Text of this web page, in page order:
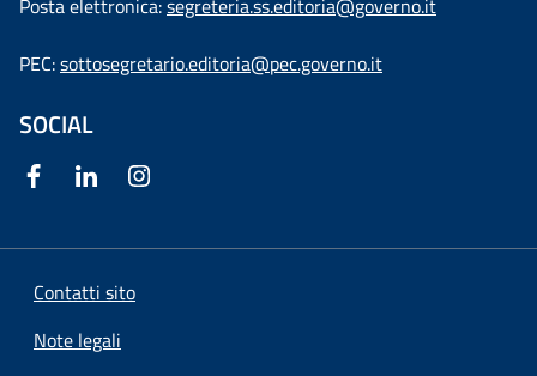
PEC:sottosegretario.editoria@pec.governo.it
SOCIAL
Contatti sito
Note legali